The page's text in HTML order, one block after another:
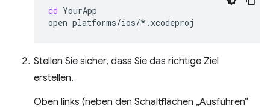
cd YourApp
open
Stellen Sie sicher, dass Sie das richtige Ziel
erstellen.
Oben links (neben den Schaltflächen „Ausführen“